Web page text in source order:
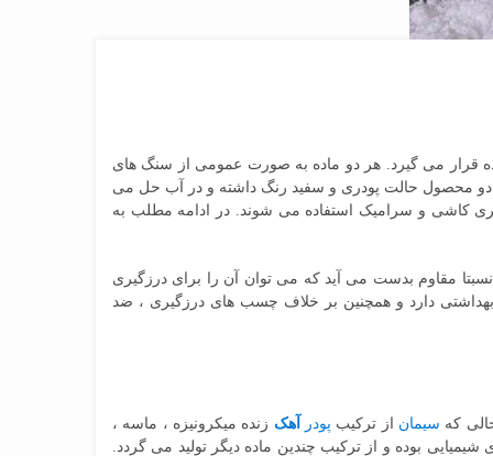
قرار می گیرد. هر دو ماده به صورت عمومی از سنگ های
دو محصول حالت پودری و سفید رنگ داشته و در آب حل می
کاشی و سرامیک استفاده می شوند. در ادامه مطلب به
مقاوم بدست می آید که می توان آن را برای درزگیری
دارد و همچنین بر خلاف چسب های درزگیری ، ضد
که سیمان از ترکیب پودر آهک زنده میکرونیزه ، ماسه ،
شیمیایی بوده و از ترکیب چندین ماده دیگر تولید می گردد.